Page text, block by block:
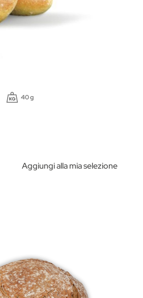
40 g
Aggiungi alla mia selezione